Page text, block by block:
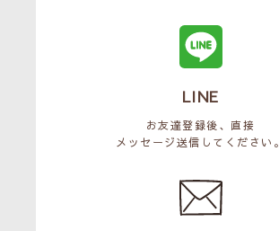
LINE
お友達登録後、直接
メッセージ送信してください。